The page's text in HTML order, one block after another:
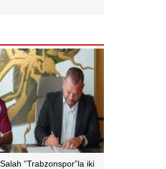
“Trabzonspor”la iki